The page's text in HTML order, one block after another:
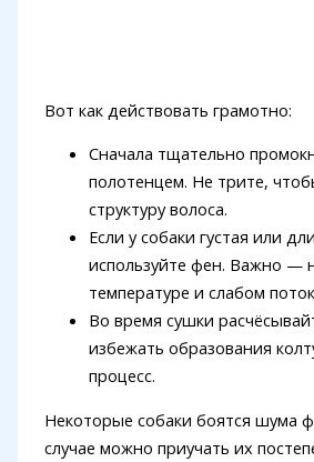
Вот как действовать грамотно:
Сначала тщательно
полотенцем. Не трите,
структуру волоса.
Если у собаки густая или
используйте фен. Важно —
температуре и слабом
Во время сушки
избежать образования
процесс.
Некоторые собаки боятся шума
случае можно приучать их